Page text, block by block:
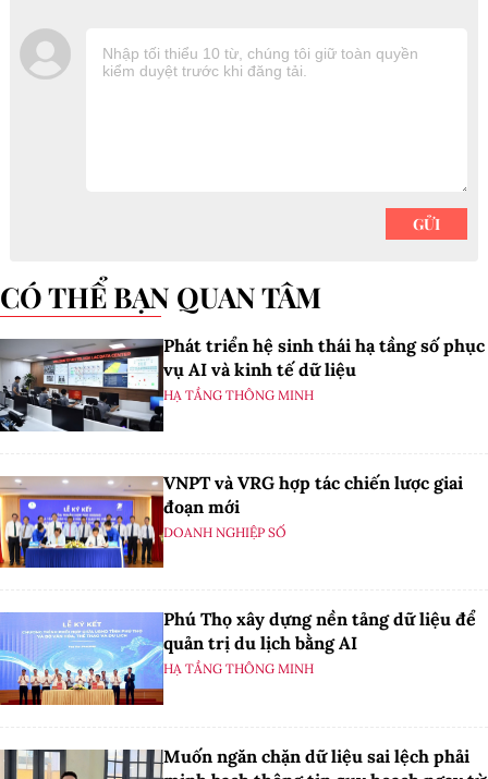
CÓ THỂ BẠN QUAN TÂM
Phát triển hệ sinh thái hạ tầng số phục
vụ AI và kinh tế dữ liệu
HẠ TẦNG THÔNG MINH
VNPT và VRG hợp tác chiến lược giai
đoạn mới
DOANH NGHIỆP SỐ
Phú Thọ xây dựng nền tảng dữ liệu để
quản trị du lịch bằng AI
HẠ TẦNG THÔNG MINH
Muốn ngăn chặn dữ liệu sai lệch phải